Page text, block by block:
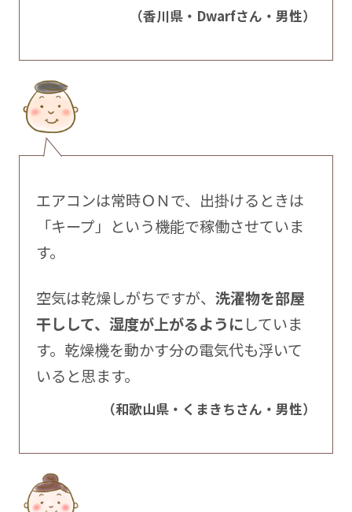
（香川県・Dwarfさん・男性）
エアコンは常時ＯＮで、出掛けるときは
「キープ」という機能で稼働させていま
す。
空気は乾燥しがちですが、 洗濯物を部屋
干しして、湿度が上がるようにしていま
す。乾燥機を動かす分の電気代も浮いて
いると思ます。
（和歌山県・くまきちさん・男性）